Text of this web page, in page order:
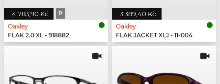
4 783,90 Kč P
Oakley
FLAK 2.0 XL - 918882
3 389,40 Kč
Oakley
FLAK JACKET XLJ - 11-004